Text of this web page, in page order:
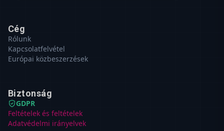
Cég
Rólunk
Kapcsolatfelvétel
Európai közbeszerzések
Biztonság
GDPR
Feltételek és feltételek
Adatvédelmi irányelvek